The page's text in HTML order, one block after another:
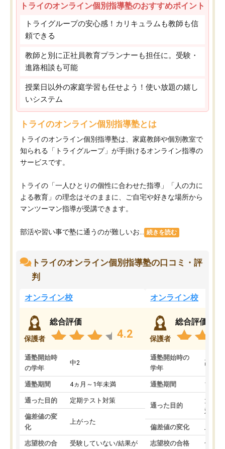
トライのオンライン個別指導塾のおすすめポイント
トライグループの安心感！カリキュラムも教師も信
頼できる
教師と別に正社員教育プランナーも担任に。受験・
進路相談も可能
授業日以外の家庭学習も任せよう！使い放題の嬉し
いシステム
トライのオンライン個別指導塾とは
トライのオンライン個別指導塾は、家庭教師や個別教室で
知られる「トライグループ」が手掛けるオンライン指導の
サービスです。
トライの「一人ひとりの個性に合わせた指導」「人の力に
よる教育」の理念はそのままに、ご自宅や好きな場所から
マンツーマン指導が受講できます。
部活や習い事で塾に通うのが難しいお... 続きを読む
トライのオンライン個別指導塾の口コミ・評
判
オンライン校
保護者
総合評価
4.2
通塾開始時
の学年
中2
通塾期間 4ヵ月～1年未満
通った目的 定期テスト対策
偏差値の変
化
上がった
志望校の合
受験していない/結果が
オンライン校
保護者
総合評価
通塾開始時の
学年
高3
通塾期間 1～3
通った目的
大学
対策
偏差値の変化
志望校の合格 合格